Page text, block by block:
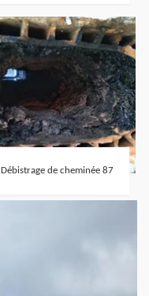
Débistrage de cheminée 87